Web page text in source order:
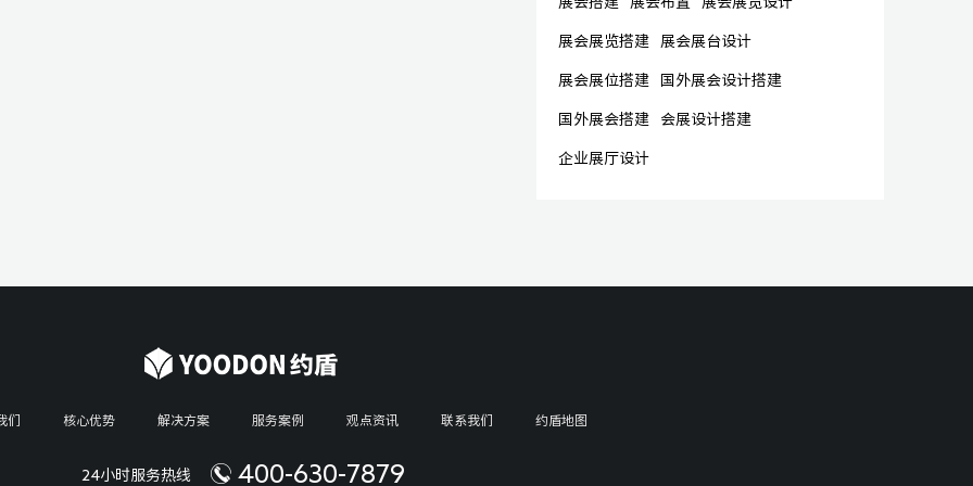
展会展览搭建 展会展台设计
展会展位搭建 国外展会设计搭建
国外展会搭建 会展设计搭建
企业展厅设计
们 核心优势 解决方案 服务案例 观点资讯 联系我们 约盾地图
24小时服务热线 400-630-7879